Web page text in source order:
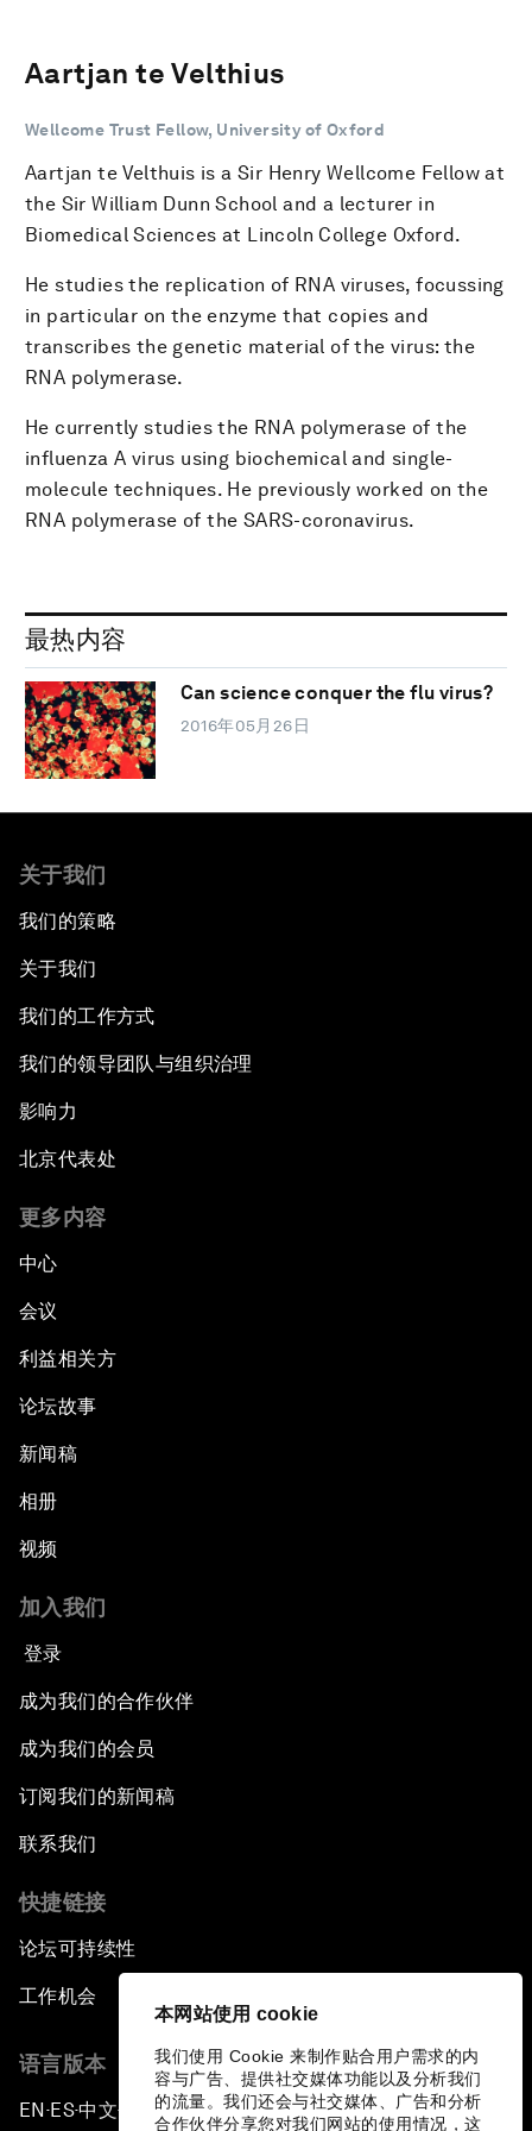
本网站使用 cookie
我们使用 Cookie 来制作贴合用户需求的内
容与广告、提供社交媒体功能以及分析我们
的流量。我们还会与社交媒体、广告和分析
合作伙伴分享您对我们网站的使用情况，这
Aartjan te Velthius
Wellcome Trust Fellow, University of Oxford
Aartjan te Velthuis is a Sir Henry Wellcome Fellow at
the Sir William Dunn School and a lecturer in
Biomedical Sciences at Lincoln College Oxford.
He studies the replication of RNA viruses, focussing
in particular on the enzyme that copies and
transcribes the genetic material of the virus: the
RNA polymerase.
He currently studies the RNA polymerase of the
influenza A virus using biochemical and single-
molecule techniques. He previously worked on the
RNA polymerase of the SARS-coronavirus.
最热内容
Can science conquer the flu virus?
2016年05月26日
关于我们
我们的策略
关于我们
我们的工作方式
我们的领导团队与组织治理
影响力
北京代表处
更多内容
中心
会议
利益相关方
论坛故事
新闻稿
相册
视频
加入我们
登录
成为我们的合作伙伴
成为我们的会员
订阅我们的新闻稿
联系我们
快捷链接
论坛可持续性
工作机会
语言版本
EN ▪ES▪中文▪ 日本語